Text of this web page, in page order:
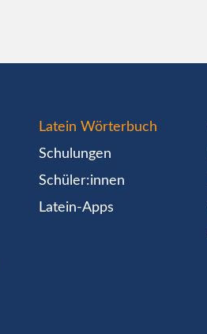
Latein Wörterbuch
Schulungen
Schüler:innen
Latein-Apps